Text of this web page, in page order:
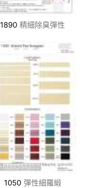
1890 精細除臭彈性
1050 彈性細羅緞